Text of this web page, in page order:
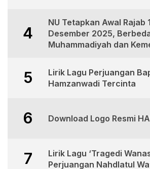
4
NU Tetapkan Awal Rajab
Desember 2025,
Muhammadiyah dan
5
Lirik Lagu Perjuangan
Hamzanwadi Tercinta
6 Download Logo Resmi
7
Lirik Lagu ‘Tragedi
Perjuangan Nahdlatul